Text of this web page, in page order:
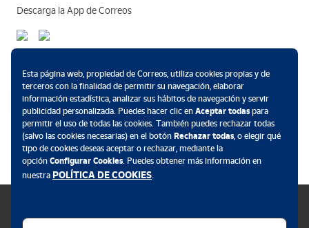
Descarga la App de Correos
Esta página web, propiedad de Correos, utiliza cookies propias y de
terceros con la finalidad de permitir su navegación, elaborar
información estadística, analizar sus hábitos de navegación y servir
publicidad personalizada. Puedes hacer clic en Aceptar todaspara
permitir el uso de todas las cookies. También puedes rechazar todas
(salvo las cookies necesarias) en el botón Rechazar todas, o elegir qué
tipo de cookies deseas aceptar o rechazar, mediante la
opción Configurar Cookies. Puedes obtener más información en
nuestra POLÍTICA DE COOKIES.